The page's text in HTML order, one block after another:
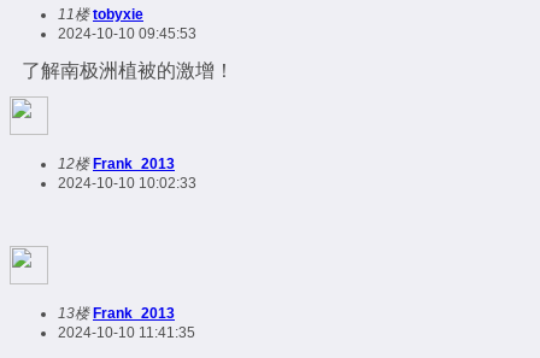
11楼 tobyxie
2024-10-10 09:45:53
了解南极洲植被的激增！
12楼 Frank_2013
2024-10-10 10:02:33
13楼 Frank_2013
2024-10-10 11:41:35